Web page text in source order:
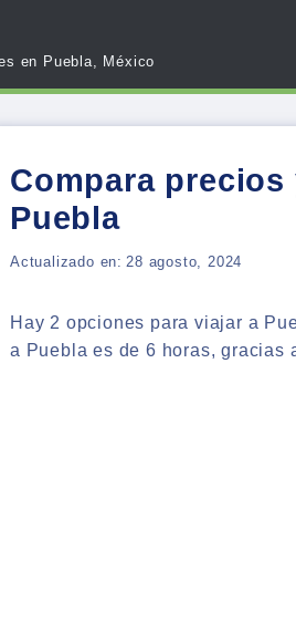
en Puebla, México
Compara
Puebla
Actualizado en: 28 agosto, 2024
Hay 2 opciones para viajar a
a Puebla es de 6 horas, gracias